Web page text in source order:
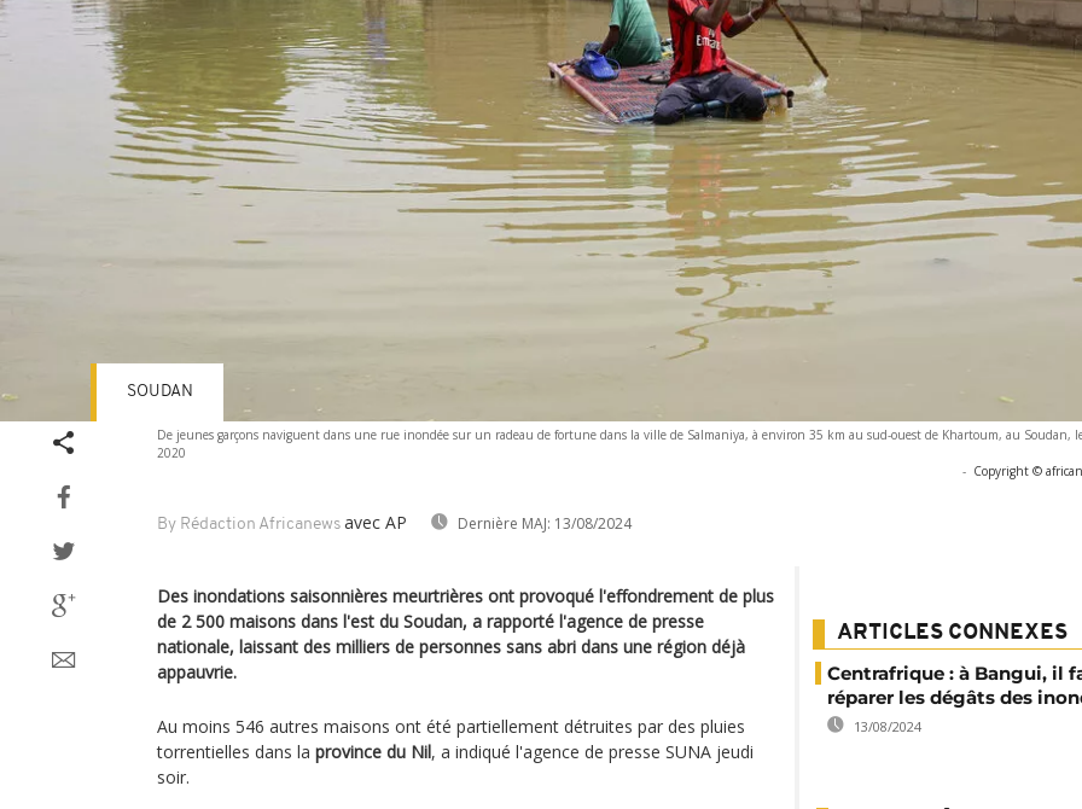
De jeunes garçons naviguent dans une rue inondée sur un radeau de fortune dans la ville de Salmaniya, à environ 35 km au sud-ouest de Khartoum, au Soudan,
2020
- Copyright ©
By Rédaction Africanews avec AP Dernière MAJ: 13/08/2024
SOUDAN
Des inondations saisonnières meurtrières ont provoqué l'effondrement de plus
de 2 500 maisons dans l'est du Soudan, a rapporté l'agence de presse
nationale, laissant des milliers de personnes sans abri dans une région déjà
appauvrie.
Au moins 546 autres maisons ont été partiellement détruites par des pluies
torrentielles dans la province du Nil, a indiqué l'agence de presse SUNA jeudi
soir.
ARTICLES CONNEXES
Centrafrique : à Bangui, il
réparer les dégâts des
13/08/2024